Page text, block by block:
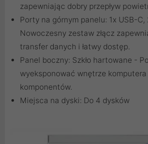
zapewniając dobry przepływ
Porty na górnym panelu: 1x USB-
Nowoczesny zestaw złącz
transfer danych i łatwy dostęp.
Panel boczny: Szkło hartowane -
wyeksponować wnętrze
komponentów.
Miejsca na dyski: Do 4 dysków